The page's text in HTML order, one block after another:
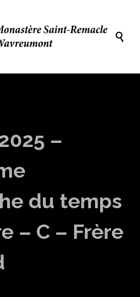

–
du temps
– C – Frère